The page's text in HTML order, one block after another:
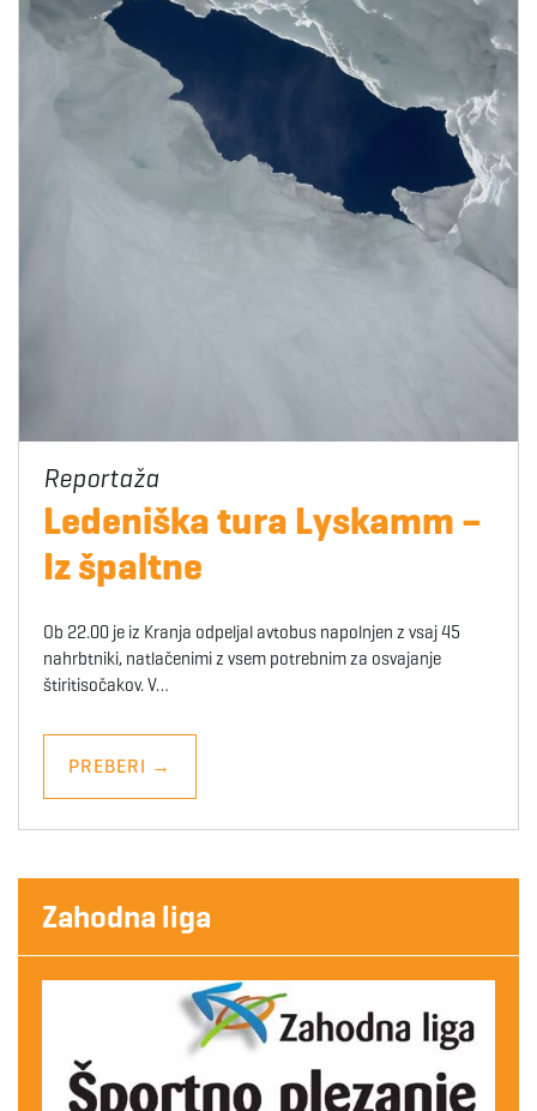
Ledeniška tura Lyskamm –
Iz špaltne
Ob 22.00 je iz Kranja odpeljal avtobus napolnjen z vsaj 45
nahrbtniki, natlačenimi z vsem potrebnim za osvajanje
štiritisočakov. V…
PREBERI →
Zahodna liga